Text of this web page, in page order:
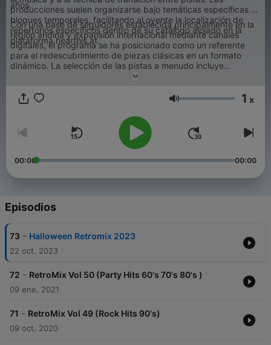
años.
producciones suelen organizarse bajo temáticas específicas o
bloques temporales, facilitando al oyente la localización de
repertorios específicos dentro de su catálogo alojado en la
plataforma hearthis.at.
Con una base de seguidores establecida principalmente en la
región andina y expansión internacional mediante canales
digitales, el programa se ha posicionado como un referente
para el redescubrimiento de piezas clásicas en un formato
dinámico. La selección de las pistas a menudo incluye
versiones extendidas y remixes, elementos que definen la
del patrimonio musical de la era analógica y la transición al
entorno digital.
Volumen 1 x
00:00 00:00
Episodios
73 - Halloween Retromix 2023
22 oct. 2023
72 - RetroMix Vol 50 (Party Hits 60's 70's 80's )
09 ene. 2021
71 - RetroMix Vol 49 (Rock Hits 90's)
09 oct. 2020